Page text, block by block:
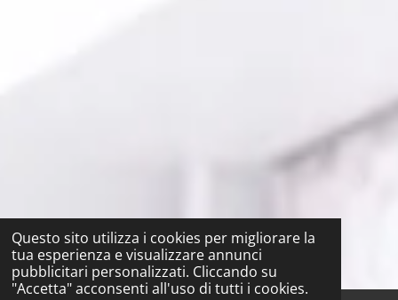
Questo sito utilizza i cookies per migliorare la
tua esperienza e visualizzare annunci
pubblicitari personalizzati. Cliccando su
"Accetta" acconsenti all'uso di tutti i cookies.